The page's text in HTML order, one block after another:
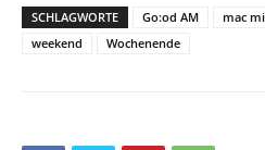
SCHLAGWORTE Go:od AM mac
weekend
Wochenende